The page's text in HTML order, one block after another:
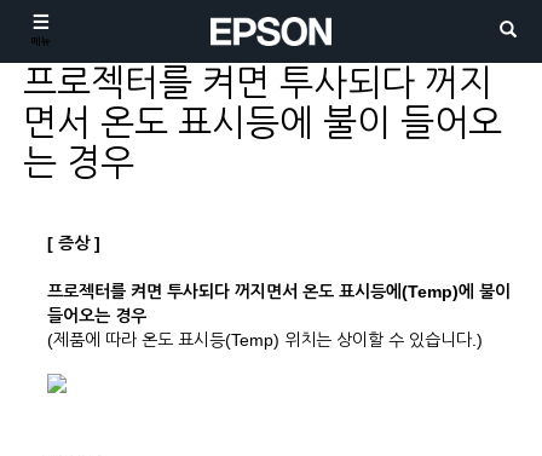
메뉴
프로젝터를 켜면 투사되다 꺼지
면서 온도 표시등에 불이 들어오
는 경우
[ 증상 ]
프로젝터를 켜면 투사되다 꺼지면서 온도 표시등에(Temp)에 불이
들어오는 경우
(제품에 따라 온도 표시등(Temp) 위치는 상이할 수 있습니다.)